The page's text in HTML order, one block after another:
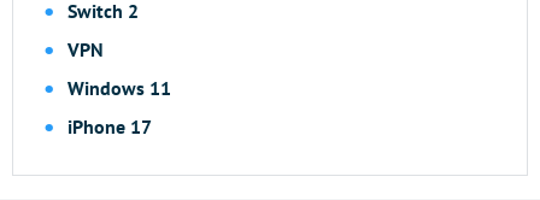
Switch 2
VPN
Windows 11
iPhone 17